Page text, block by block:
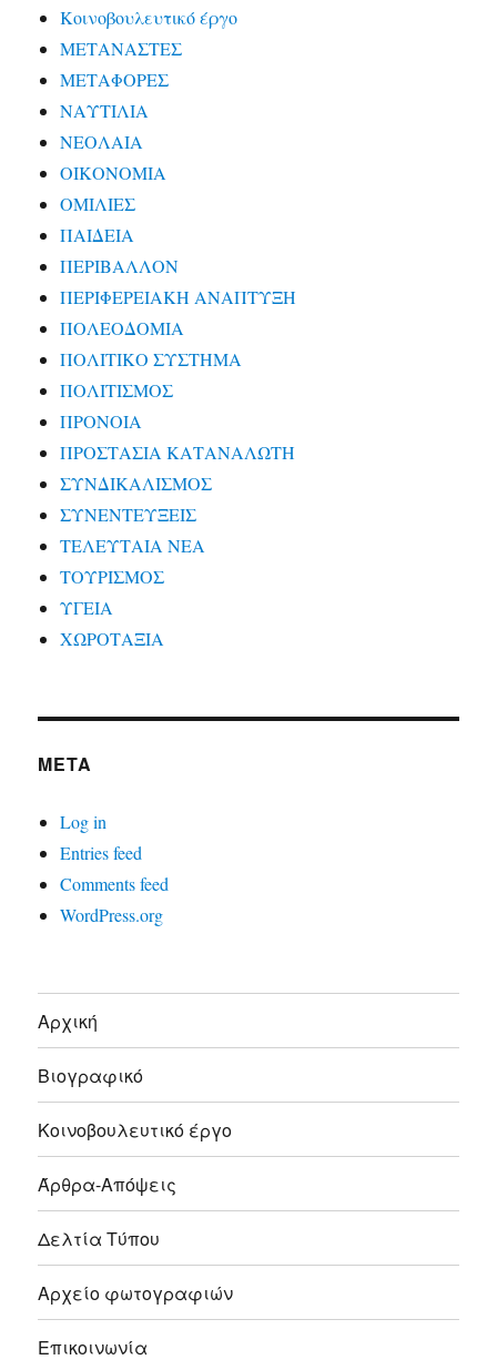
Κοινοβουλευτικό έργο
ΜΕΤΑΝΑΣΤΕΣ
ΜΕΤΑΦΟΡΕΣ
ΝΑΥΤΙΛΙΑ
ΝΕΟΛΑΙΑ
ΟΙΚΟΝΟΜΙΑ
ΟΜΙΛΙΕΣ
ΠΑΙΔΕΙΑ
ΠΕΡΙΒΑΛΛΟΝ
ΠΕΡΙΦΕΡΕΙΑΚΗ ΑΝΑΠΤΥΞΗ
ΠΟΛΕΟΔΟΜΙΑ
ΠΟΛΙΤΙΚΟ ΣΥΣΤΗΜΑ
ΠΟΛΙΤΙΣΜΟΣ
ΠΡΟΝΟΙΑ
ΠΡΟΣΤΑΣΙΑ ΚΑΤΑΝΑΛΩΤΗ
ΣΥΝΔΙΚΑΛΙΣΜΟΣ
ΣΥΝΕΝΤΕΥΞΕΙΣ
ΤΕΛΕΥΤΑΙΑ ΝΕΑ
ΤΟΥΡΙΣΜΟΣ
ΥΓΕΙΑ
ΧΩΡΟΤΑΞΙΑ
META
Log in
Entries feed
Comments feed
WordPress.org
Αρχική
Βιογραφικό
Κοινοβουλευτικό έργο
Άρθρα-Απόψεις
Δελτία Τύπου
Αρχείο φωτογραφιών
Επικοινωνία